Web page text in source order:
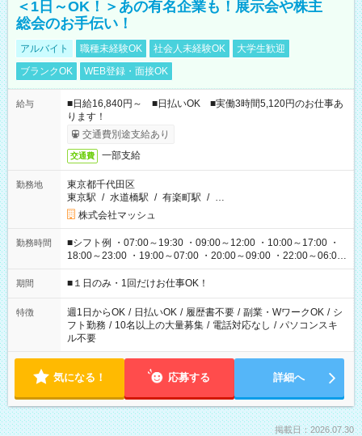
＜1日～OK！＞あの有名企業も！展示会や株主
総会のお手伝い！
アルバイト 職種未経験OK 社会人未経験OK
大学生歓迎
ブランクOK
WEB登録・面接OK
給与
■日給16,840円～ ■日払いOK ■実働3時間5,120円のお仕事あ
ります！
交通費別途支給あり
交通費 一部支給
勤務地
東京都千代田区
東京駅 / 水道橋駅 / 有楽町駅 / …
株式会社マッシュ
勤務時間
■シフト例 ・07:00～19:30 ・09:00～12:00 ・10:00～17:00 ・
18:00～23:00 ・19:00～07:00 ・20:00～09:00 ・22:00～06:00
etc ★最短で3時間で5,120円のお仕事から 15時間で2万円近く稼
げるお仕事も！ ご希望のお時間に合わせてご紹介！ ※シフトは
ください！
期間 ■１日のみ・1回だけお仕事OK！
特徴 週1日からOK / 日払いOK / 履歴書不要 / 副業・WワークOK / シ
フト勤務 / 10名以上の大量募集 / 電話対応なし / パソコンスキ
ル不要
気になる！ 応募する 詳細へ
掲載日：2026.07.30